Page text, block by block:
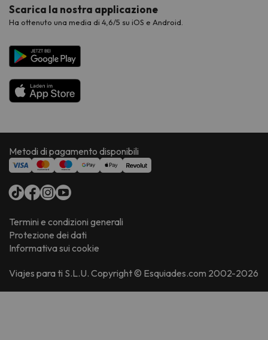
Scarica la nostra applicazione
Ha ottenuto una media di 4,6/5 su iOS e Android.
Metodi di pagamento disponibili
Termini e condizioni generali
Protezione dei dati
Informativa sui cookie
Viajes para ti S.L.U. Copyright © Esquiades.com 2002-2026